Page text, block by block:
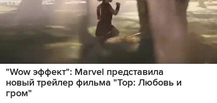
"Wow эффект": Marvel представила
новый трейлер фильма "Тор: Любовь и
гром"